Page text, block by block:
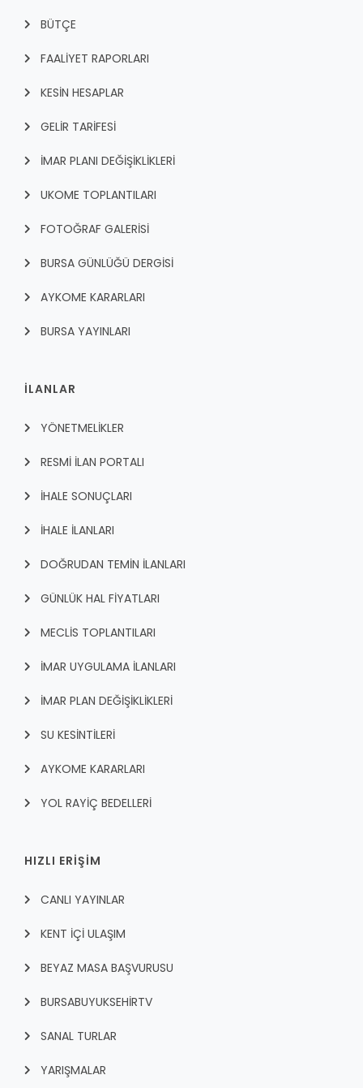
BÜTÇE
FAALİYET RAPORLARI
KESİN HESAPLAR
GELİR TARİFESİ
İMAR PLANI DEĞİŞİKLİKLERİ
UKOME TOPLANTILARI
FOTOĞRAF GALERİSİ
BURSA GÜNLÜĞÜ DERGİSİ
AYKOME KARARLARI
BURSA YAYINLARI
İLANLAR
YÖNETMELİKLER
RESMİ İLAN PORTALI
İHALE SONUÇLARI
İHALE İLANLARI
DOĞRUDAN TEMİN İLANLARI
GÜNLÜK HAL FİYATLARI
MECLİS TOPLANTILARI
İMAR UYGULAMA İLANLARI
İMAR PLAN DEĞİŞİKLİKLERİ
SU KESİNTİLERİ
AYKOME KARARLARI
YOL RAYİÇ BEDELLERİ
HIZLI ERİŞİM
CANLI YAYINLAR
KENT İÇI ULAŞIM
BEYAZ MASA BAŞVURUSU
BURSABUYUKSEHIRTV
SANAL TURLAR
YARIŞMALAR